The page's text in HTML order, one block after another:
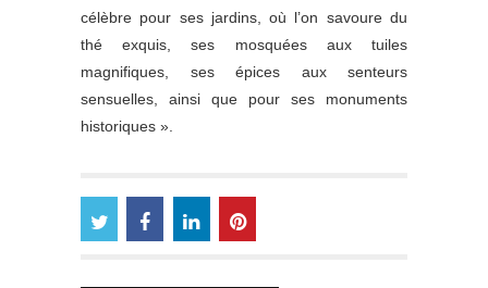
célèbre pour ses jardins, où l’on savoure du
thé exquis, ses mosquées aux tuiles
magnifiques, ses épices aux senteurs
sensuelles, ainsi que pour ses monuments
historiques ».